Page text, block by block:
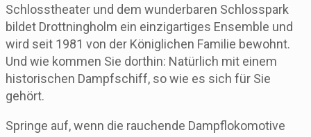
Schlosstheater und dem wunderbaren Schlosspark
bildet Drottningholm ein einzigartiges Ensemble und
wird seit 1981 von der Königlichen Familie bewohnt.
Und wie kommen Sie dorthin: Natürlich mit einem
historischen Dampfschiff, so wie es sich für Sie
gehört.
Springe auf, wenn die rauchende Dampflokomotive